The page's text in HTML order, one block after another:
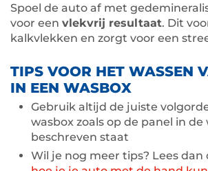
Spoel de auto af met
voor een vlekvrij resultaat. Dit
kalkvlekken en zorgt voor een
TIPS VOOR HET WASSEN
IN EEN WASBOX
Gebruik altijd de juiste
wasbox zoals op de panel in de
beschreven staat
Wil je nog meer tips? Lees dan